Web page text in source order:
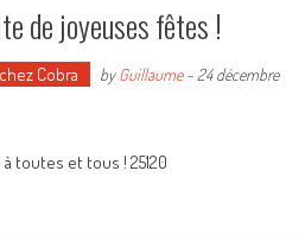
de joyeuses fêtes !
Cobra byGuillaume- 24 décembre
toutes et tous ! 25120